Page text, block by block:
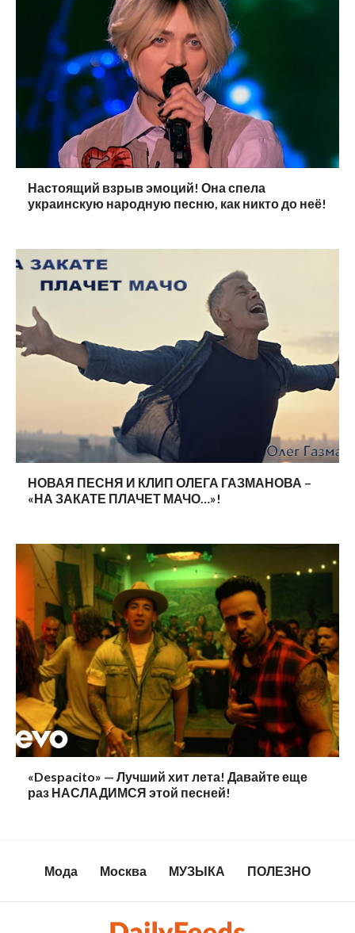
Настоящий взрыв эмоций! Она спела
украинскую народную песню, как никто до неё!
НОВАЯ ПЕСНЯ И КЛИП ОЛЕГА ГАЗМАНОВА –
«НА ЗАКАТЕ ПЛАЧЕТ МАЧО…»!
«Despacito» — Лучший хит лета! Давайте еще
раз НАСЛАДИМСЯ этой песней!
Мода Москва МУЗЫКА ПОЛЕЗНО